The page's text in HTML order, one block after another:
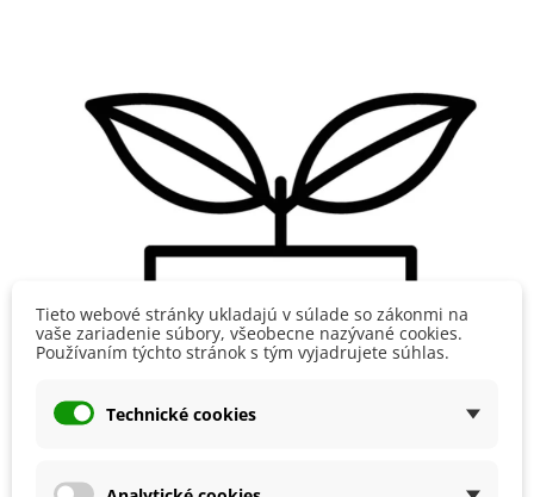
Tieto webové stránky ukladajú v súlade so zákonmi na
vaše zariadenie súbory, všeobecne nazývané cookies.
Používaním týchto stránok s tým vyjadrujete súhlas.
Technické cookies